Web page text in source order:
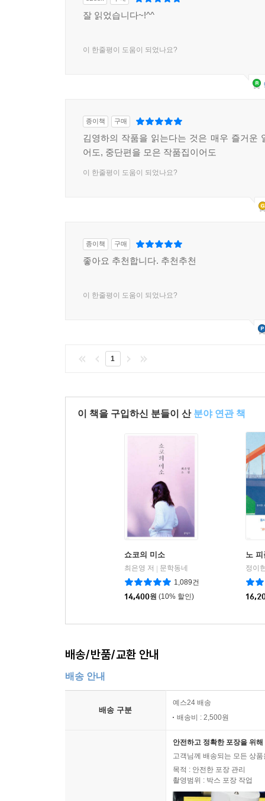
잘 읽었습니다~!^^
이 한줄평이 도움이 되었나요?
종이책 구매
김영하의 작품을 읽는다는 것은 매우 즐거운
어도, 중단편을 모은 작품집이어도
이 한줄평이 도움이 되었나요?
종이책 구매
좋아요 추천합니다. 추천추천
이 한줄평이 도움이 되었나요?
1
이 책을 구입하신 분들이 산 분야 연관 책
쇼코의 미소
최은영 저
문학동네
1,089건
14,400원 (10% 할인)
노
정이
배송/반품/교환 안내
배송 안내
배송 구분
예스24 배송
배송비 : 2,500원
안전하고 정확한 포장을 위
고객님께 배송되는 모든 상
목적 : 안전한 포장 관리
촬영범위 : 박스 포장 작업